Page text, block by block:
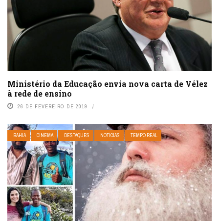
Ministério da Educação envia nova carta de Vélez
à rede de ensino
26 DE FEVEREIRO DE 2019
BAHIA CINEMA DESTAQUES NOTÍCIAS TEMPO REAL